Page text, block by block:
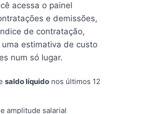
acessa o painel
e demissões,
de contratação,
estimativa de custo
num só lugar.
saldo líquido nos últimos 12
amplitude salarial